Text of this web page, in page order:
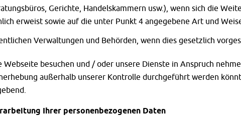
Gerichte, Handelskammern usw.), wenn sich die
erweist sowie auf die unter Punkt 4 angegebene Art und
Verwaltungen und Behörden, wenn dies gesetzlich
Webseite besuchen und / oder unsere Dienste in Anspruch
außerhalb unserer Kontrolle durchgeführt werden
Ihrer personenbezogenen Daten